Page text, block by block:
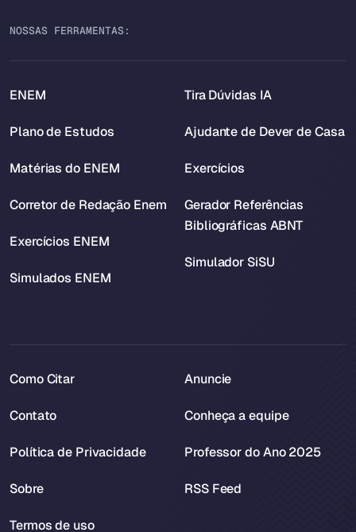
NOSSAS FERRAMENTAS:
ENEM
Plano de Estudos
Matérias do ENEM
Corretor de Redação Enem
Exercícios ENEM
Simulados ENEM
Tira Dúvidas IA
Ajudante de Dever de Casa
Exercícios
Gerador Referências
Bibliográficas ABNT
Simulador SiSU
Como Citar
Contato
Política de Privacidade
Sobre
Termos de uso
Anuncie
Conheça a equipe
Professor do Ano 2025
RSS Feed